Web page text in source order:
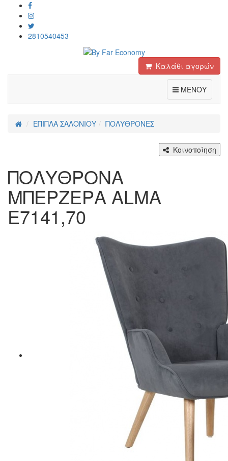
2810540453
Καλάθι αγορών
ΜΕΝΟΥ
ΕΠΙΠΛΑ ΣΑΛΟΝΙΟΥ ΠΟΛΥΘΡΟΝΕΣ
Κοινοποίηση
ΠΟΛΥΘΡΟΝΑ
ΜΠΕΡΖΕΡΑ ALMA
Ε7141,70